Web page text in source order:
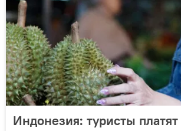
Индонезия: туристы